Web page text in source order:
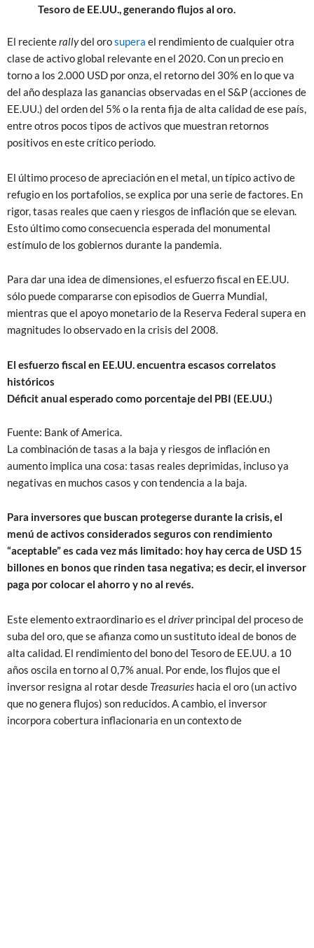
Tesoro de EE.UU., generando flujos al oro.
El recienterallydel orosupera el rendimiento de cualquier otra
clase de activo global relevante en el 2020. Con un precio en
torno a los 2.000 USD por onza, el retorno del 30% en lo que va
del año desplaza las ganancias observadas en el S&P (acciones de
EE.UU.) del orden del 5% o la renta fija de alta calidad de ese país,
entre otros pocos tipos de activos que muestran retornos
positivos en este crítico periodo.
El último proceso de apreciación en el metal, un típico activo de
refugio en los portafolios, se explica por una serie de factores. En
rigor, tasas reales que caen y riesgos de inflación que se elevan.
Esto último como consecuencia esperada del monumental
estímulo de los gobiernos durante la pandemia.
Para dar una idea de dimensiones, el esfuerzo fiscal en EE.UU.
sólo puede compararse con episodios de Guerra Mundial,
mientras que el apoyo monetario de la Reserva Federal supera en
magnitudes lo observado en la crisis del 2008.
El esfuerzo fiscal en EE.UU. encuentra escasos correlatos
históricos
Déficit anual esperado como porcentaje del PBI (EE.UU.)
Fuente: Bank of America.
La combinación de tasas a la baja y riesgos de inflación en
aumento implica una cosa: tasas reales deprimidas, incluso ya
negativas en muchos casos y con tendencia a la baja.
Para inversores que buscan protegerse durante la crisis, el
menú de activos considerados seguros con rendimiento
“aceptable” es cada vez más limitado: hoy hay cerca de USD 15
billones en bonos que rinden tasa negativa; es decir, el inversor
paga por colocar el ahorro y no al revés.
Este elemento extraordinario es el driverprincipal del proceso de
suba del oro, que se afianza como un sustituto ideal de bonos de
alta calidad. El rendimiento del bono del Tesoro de EE.UU. a 10
años oscila en torno al 0,7% anual. Por ende, los flujos que el
inversor resigna al rotar desde Treasuries hacia el oro (un activo
que no genera flujos) son reducidos. A cambio, el inversor
incorpora cobertura inflacionaria en un contexto de